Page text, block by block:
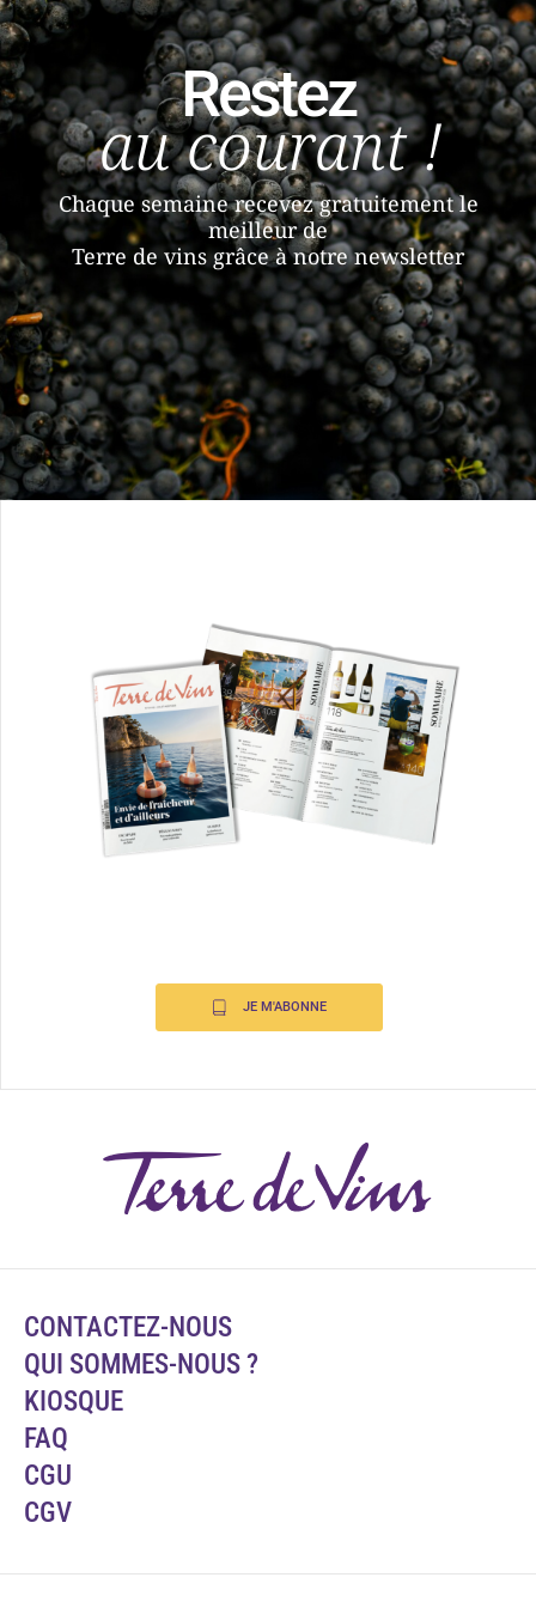
Restez
au courant !
Chaque semaine recevez gratuitement le
meilleur de
Terre de vins grâce à notre newsletter
JE M'ABONNE
CONTACTEZ-NOUS
QUI SOMMES-NOUS ?
KIOSQUE
FAQ
CGU
CGV